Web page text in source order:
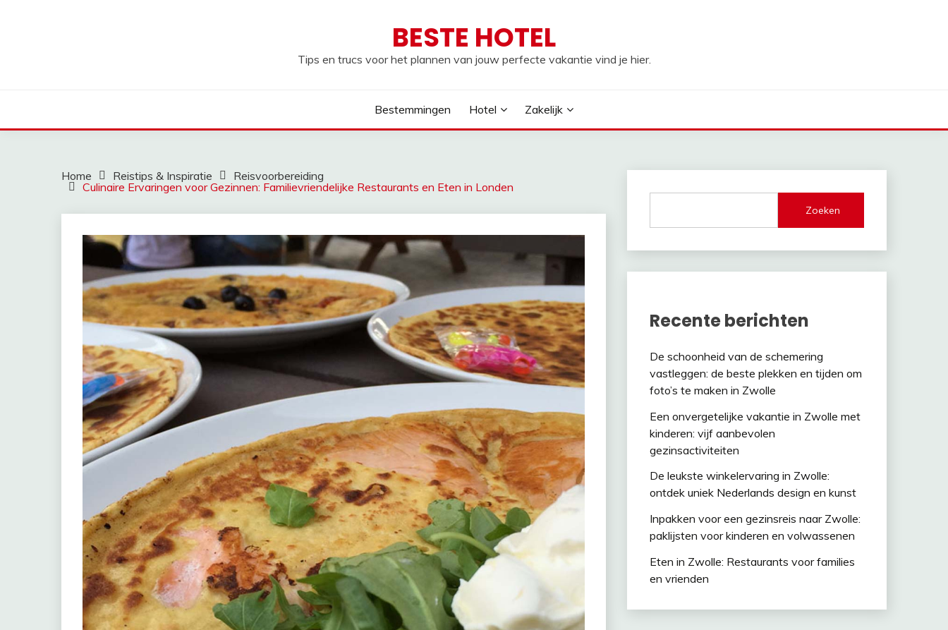
BESTE HOTEL
Tips en trucs voor het plannen van jouw perfecte vakantie vind je hier.
Bestemmingen Hotel Zakelijk
Home Reistips & Inspiratie
Reisvoorbereiding
Culinaire Ervaringen voor Gezinnen: Familievriendelijke Restaurants en Eten in Londen
Zoeken
Recente berichten
De schoonheid van de schemering
vastleggen: de beste plekken en tijden om
foto’s te maken in Zwolle
Een onvergetelijke vakantie in Zwolle met
kinderen: vijf aanbevolen
gezinsactiviteiten
De leukste winkelervaring in Zwolle:
ontdek uniek Nederlands design en kunst
Inpakken voor een gezinsreis naar Zwolle:
paklijsten voor kinderen en volwassenen
Eten in Zwolle: Restaurants voor families
en vrienden